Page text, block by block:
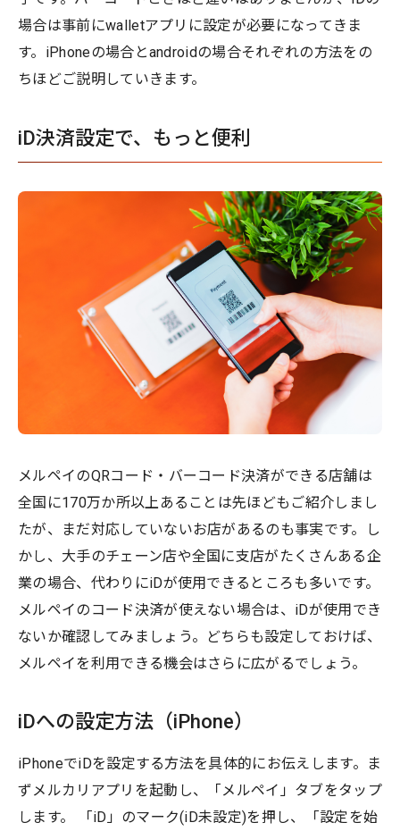
場合は事前にwalletアプリに設定が必要になってきま
す。iPhoneの場合とandroidの場合それぞれの方法をの
ちほどご説明していきます。
iD決済設定で、もっと便利
メルペイのQRコード・バーコード決済ができる店舗は
全国に170万か所以上あることは先ほどもご紹介しまし
たが、まだ対応していないお店があるのも事実です。し
かし、大手のチェーン店や全国に支店がたくさんある企
業の場合、代わりにiDが使用できるところも多いです。
メルペイのコード決済が使えない場合は、iDが使用でき
ないか確認してみましょう。どちらも設定しておけば、
メルペイを利用できる機会はさらに広がるでしょう。
iDへの設定方法（iPhone）
iPhoneでiDを設定する方法を具体的にお伝えします。ま
ずメルカリアプリを起動し、「メルペイ」タブをタップ
します。 「iD」のマーク(iD未設定)を押し、「設定を始